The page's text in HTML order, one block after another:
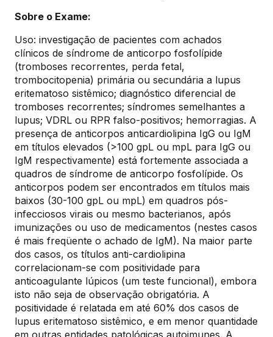
Sobre o Exame:
Uso: investigação de pacientes com achados
clínicos de síndrome de anticorpo fosfolípide
(tromboses recorrentes, perda fetal,
trombocitopenia) primária ou secundária a lupus
eritematoso sistêmico; diagnóstico diferencial de
tromboses recorrentes; síndromes semelhantes a
lupus; VDRL ou RPR falso-positivos; hemorragias. A
presença de anticorpos anticardiolipina IgG ou IgM
em títulos elevados (>100 gpL ou mpL para IgG ou
IgM respectivamente) está fortemente associada a
quadros de síndrome de anticorpo fosfolípide. Os
anticorpos podem ser encontrados em títulos mais
baixos (30-100 gpL ou mpL) em quadros pós-
infecciosos virais ou mesmo bacterianos, após
imunizações ou uso de medicamentos (nestes casos
é mais freqüente o achado de IgM). Na maior parte
dos casos, os títulos anti-cardiolipina
correlacionam-se com positividade para
anticoagulante lúpicos (um teste funcional), embora
isto não seja de observação obrigatória. A
positividade é relatada em até 60% dos casos de
lupus eritematoso sistêmico, e em menor quantidade
em outras entidades patológicas autoimunes. A